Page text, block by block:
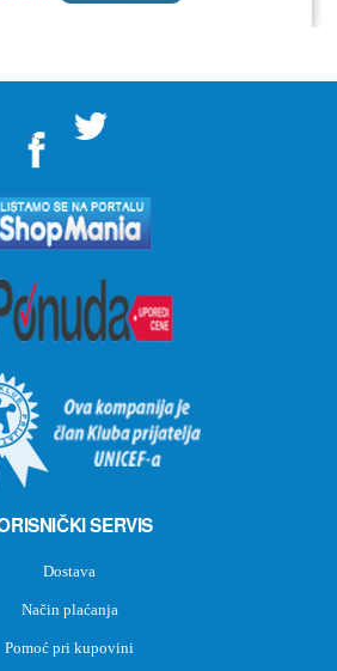
">
SERVIS
Dostava
Način plaćanja
Pomoć pri kupovini